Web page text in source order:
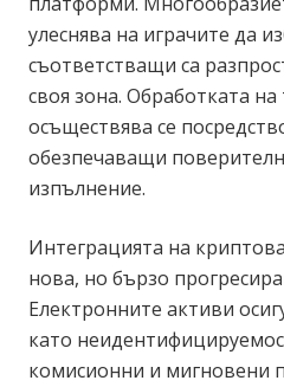
улеснява на играчите да
съответстващи са
своя зона. Обработката
осъществява се
обезпечаващи
изпълнение.
Интеграцията на
нова, но бързо
Електронните активи
като
комисионни и мигновени